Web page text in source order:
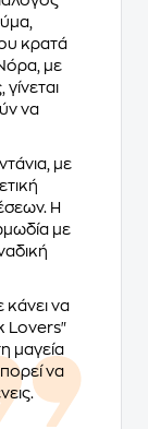
κρατά
με
γίνεται
να
με
Η
με
κάνει να
Lovers"
μαγεία
να